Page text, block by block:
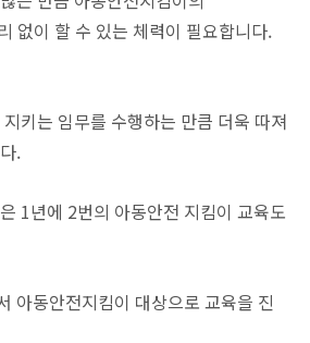
없이 할 수 있는 체력이 필요합니다.
키는 임무를 수행하는 만큼 더욱 따져
.
1년에 2번의 아동안전 지킴이 교육도
아동안전지킴이 대상으로 교육을 진